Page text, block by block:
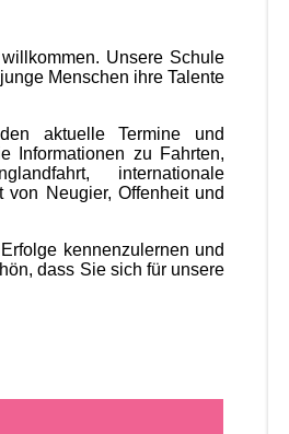
Unsere Schule
Menschen ihre Talente
aktuelle Termine und
Informationen zu Fahrten,
internationale
Neugier, Offenheit und
kennenzulernen und
dass Sie sich für unsere